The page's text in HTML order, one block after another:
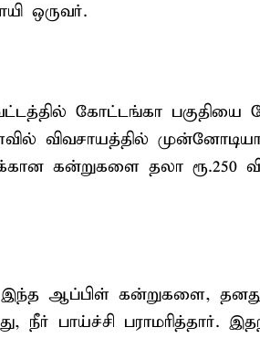
ஒருவர்.
கோட்டங்கா பகுதியை
விவசாயத்தில்
கன்றுகளை தலா ரூ.250
ஆப்பிள் கன்றுகளை, தனது
நீர் பாய்ச்சி பராமரித்தார்.